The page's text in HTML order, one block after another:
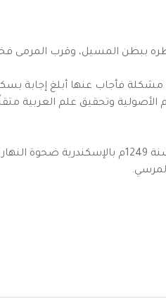
خاطره ببطن المسيل، وقرب المرمى
فأجاب عنها أبلغ إجابة
الأصولية وتحقيق علم العربية
توفي الشيخ في السادس والعشرين من شوال سنة ست وأربعين وستمائة (26 شوال 646 هـ) الموافق 18 من فبراير سنة